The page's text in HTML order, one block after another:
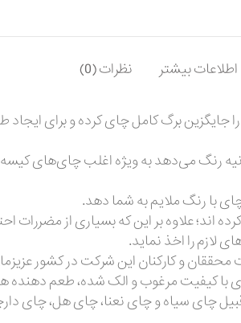
اطلاعات بیشتر نظرات (0)
برگ کامل چای کرده و برای ایجاد
مثال وقتی یک چای کیسه‌ای نامرغوب را در آب‌جوش می‌اندازید کمتر از 30
با رنگ ملایم به شما دهد.
اند؛ علاوه بر این که بسیاری از مضررات
لازم را اخذ نماید.
و کارکنان این شرکت در کشور
با کیفیت مرغوب و الک شده، طعم دهنده
چای سیاه و چای نعنا، چای هل، چای